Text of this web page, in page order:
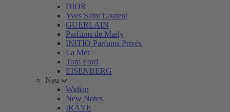
DIOR
Yves Saint Laurent
GUERLAIN
Parfums de Marly
INITIO Parfums Privés
La Mer
Tom Ford
EISENBERG
Neu
Widian
New Notes
IRÄYE